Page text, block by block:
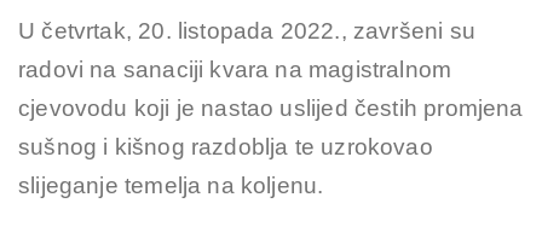
U četvrtak, 20. listopada 2022., završeni su
radovi na sanaciji kvara na magistralnom
cjevovodu koji je nastao uslijed čestih promjena
sušnog i kišnog razdoblja te uzrokovao
slijeganje temelja na koljenu.